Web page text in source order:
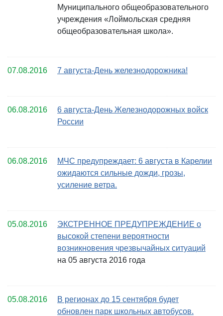
Муниципального общеобразовательного
учреждения «Лоймольская средняя
общеобразовательная школа».
07.08.2016 7 августа-День железнодорожника!
06.08.2016
6 августа-День Железнодорожных войск
России
06.08.2016
МЧС предупреждает: 6 августа в Карелии
ожидаются сильные дожди, грозы,
усиление ветра.
05.08.2016
ЭКСТРЕННОЕ ПРЕДУПРЕЖДЕНИЕ о
высокой степени вероятности
возникновения чрезвычайных ситуаций
на 05 августа 2016 года
05.08.2016
В регионах до 15 сентября будет
обновлен парк школьных автобусов.